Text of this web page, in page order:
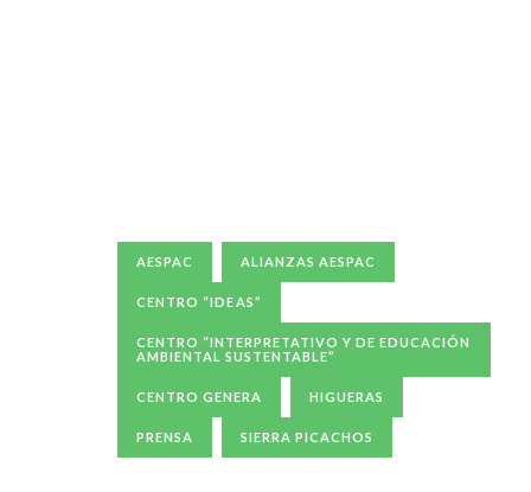
AESPAC ALIANZAS AESPAC
CENTRO “IDEAS”
CENTRO “INTERPRETATIVO Y DE EDUCACIÓN
AMBIENTAL SUSTENTABLE”
CENTRO GENERA HIGUERAS
PRENSA SIERRA PICACHOS